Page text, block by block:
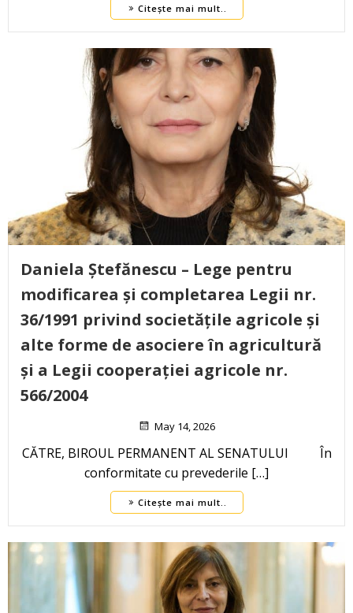
Citește mai mult..
Daniela Ștefănescu – Lege pentru
modificarea și completarea Legii nr.
36/1991 privind societățile agricole și
alte forme de asociere în agricultură
și a Legii cooperației agricole nr.
566/2004
May 14, 2026
CĂTRE, BIROUL PERMANENT AL SENATULUI În
conformitate cu prevederile […]
Citește mai mult..